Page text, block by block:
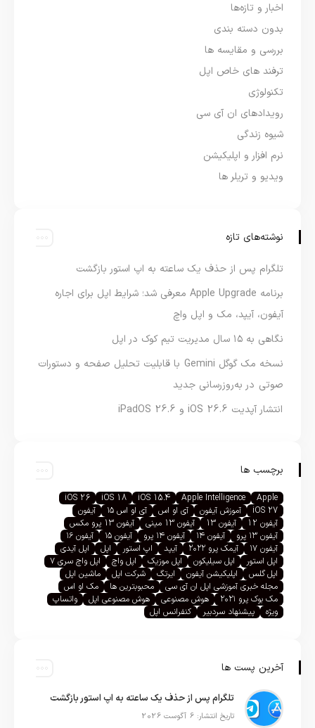
اخبار و تازه‌ها
بدون دسته بندی
بررسی و مقایسه ها
ترفند های خاص اپل
تکنولوژی
رویدادهای ان آی سی
شیوه زندگی
نرم افزار و اپلیکیشن
ویدیو و تریلر ها
نوشته‌های تازه
تلگرام پس از حذف یک ساعته به اپ استور بازگشت
برنامه Apple Upgrade معرفی شد؛ شرایط اپل برای اجاره
آیفون، آیپد، مک و اپل واچ
نگاهی به ۱۵ سال مدیریت تیم کوک در اپل
نسخه مک گوگل Gemini با قابلیت تحلیل صفحه و دستورات
صوتی در به‌روزرسانی جدید
انتشار آپدیت iOS 26.6 و iPadOS 26.6
برچسب ها
Apple
Apple Intelligence
iOS 15.4
iOS 18
iOS 26
iOS 27
آموزش آیفون آی او اس آی او اس ۱۵
آیفون
آیفون 12
آیفون 13 آیفون 13 مینی
آیفون 13 پرو مکس
آیفون ۱۳ پرو
آیفون ۱۴ آیفون ۱۴ پرو آیفون ۱۵
آیفون ۱۶
آیفون ۱۷
آیمک پرو ۲۰۲۲ آیپد اپ استور اپل
اپل آیدی
اپل استور
اپل سیلیکون اپل موزیک اپل واچ
اپل واچ سری ۷
اپل گلس
اپلیکیشن آیفون ایرتگ شرکت اپل
ماشین اپل
مجله خبری آموزشی اپل ان آی سی
محبوبترین ها
مک او اس
مک بوک پرو ۲۰۲۱
هوش مصنوعی هوش مصنوعی اپل
واتساپ
ویژه
پیشنهاد سردبیر کنفرانس اپل
آخرین پست ها
تلگرام پس از حذف یک ساعته به اپ استور بازگشت
تاریخ انتشار: 6 آگوست 2026